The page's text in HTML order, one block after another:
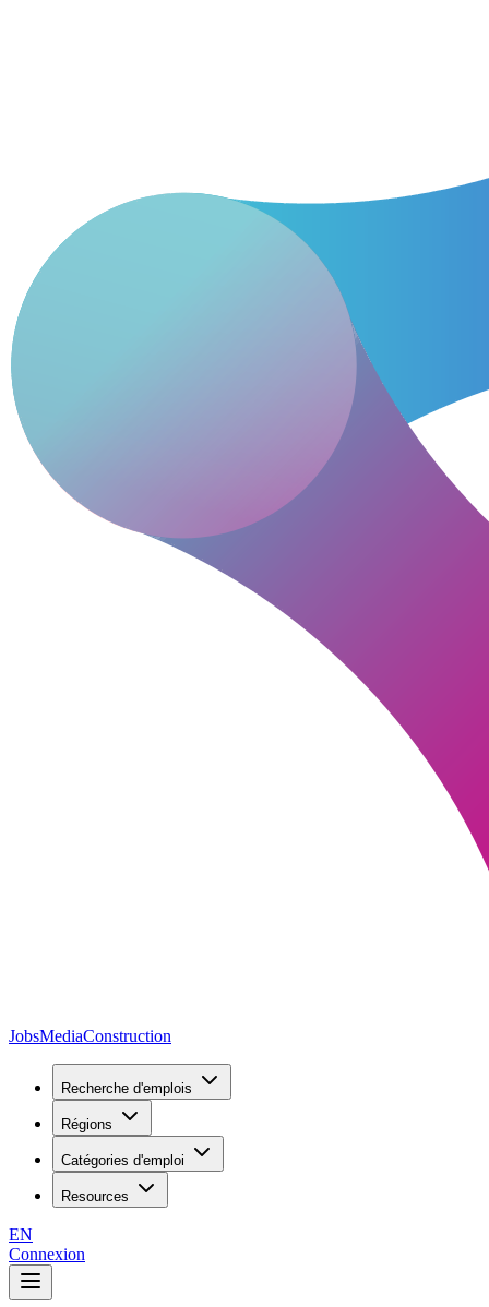
JobsMediaConstruction
Recherche d'emplois
Régions
Catégories d'emploi
Resources
EN
Connexion